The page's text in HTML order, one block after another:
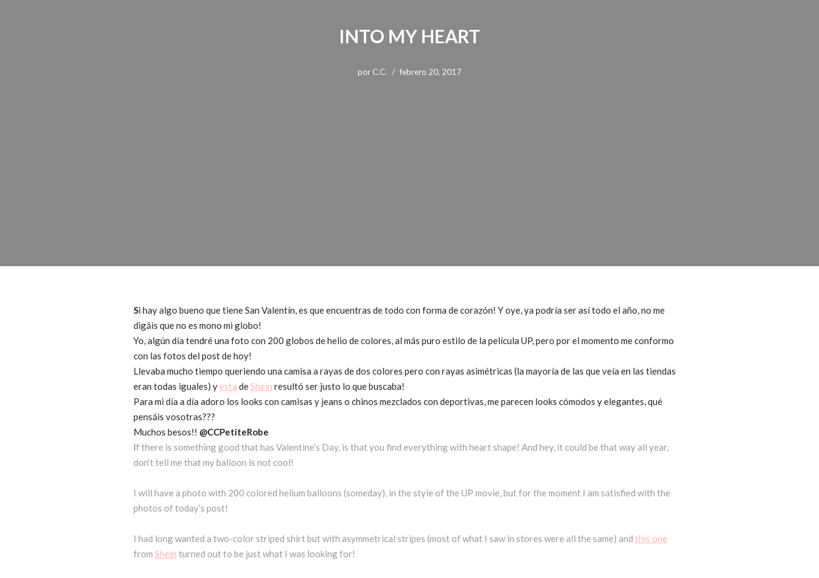
INTO MY HEART
por C.C. febrero 20, 2017
Si hay algo bueno que tiene San Valentín, es que encuentras de todo con forma de corazón! Y oye, ya podría ser así todo el año, no me
digáis que no es mono mi globo!
Yo, algún día tendré una foto con 200 globos de helio de colores, al más puro estilo de la película UP, pero por el momento me conformo
con las fotos del post de hoy!
Llevaba mucho tiempo queriendo una camisa a rayas de dos colores pero con rayas asimétricas (la mayoría de las que veía en las tiendas
eran todas iguales) y esta deShein resultó ser justo lo que buscaba!
Para mi día a día adoro los looks con camisas y jeans o chinos mezclados con deportivas, me parecen looks cómodos y elegantes, qué
pensáis vosotras???
Muchos besos!! @CCPetiteRobe
If there is something good that has Valentine’s Day, is that you find everything with heart shape! And hey, it could be that way all year,
don’t tell me that my balloon is not cool!
I will have a photo with 200 colored helium balloons (someday), in the style of the UP movie, but for the moment I am satisfied with the
photos of today’s post!
I had long wanted a two-color striped shirt but with asymmetrical stripes (most of what I saw in stores were all the same) and this one
from Shein turned out to be just what I was looking for!